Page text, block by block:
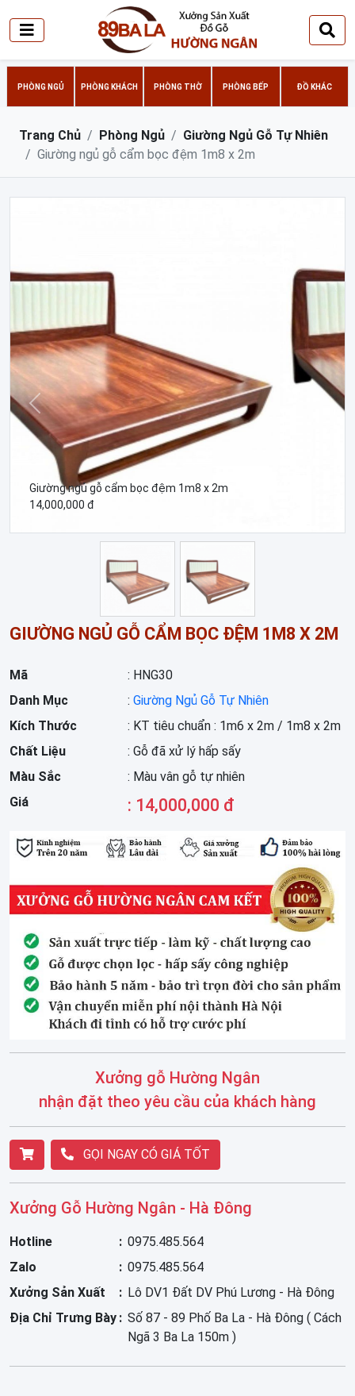
PHÒNG NGỦ PHÒNG KHÁCH PHÒNG THỜ PHÒNG BẾP ĐỒ KHÁC
Trang Chủ Phòng Ngủ
Giường Ngủ Gỗ Tự Nhiên
Giường ngủ gỗ cẩm bọc đệm 1m8 x 2m
Giường ngủ gỗ cẩm bọc đệm 1m8 x 2m
14,000,000 đ
Trước Sau
GIƯỜNG NGỦ GỖ CẨM BỌC ĐỆM 1M8 X 2M
Mã
: HNG30
Danh Mục
:Giường Ngủ Gỗ Tự Nhiên
Kích Thước
: KT tiêu chuẩn : 1m6 x 2m / 1m8 x 2m
Chất Liệu
: Gỗ đã xử lý hấp sấy
Màu Sắc
: Màu vân gỗ tự nhiên
Giá
: 14,000,000 đ
Xưởng gỗ Hường Ngân
nhận đặt theo yêu cầu của khách hàng
GỌI NGAY CÓ GIÁ TỐT
Xưởng Gỗ Hường Ngân - Hà Đông
Hotline
0975.485.564
Zalo
0975.485.564
Xưởng Sản Xuất
Lô DV1 Đất DV Phú Lương - Hà Đông
Địa Chỉ Trưng Bày
Số 87 - 89 Phố Ba La - Hà Đông ( Cách
Ngã 3 Ba La 150m )